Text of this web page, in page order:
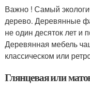
Важно ! Самый
дерево. Деревянные
не один десяток лет и
Деревянная мебель
классическом или
Глянцевая или